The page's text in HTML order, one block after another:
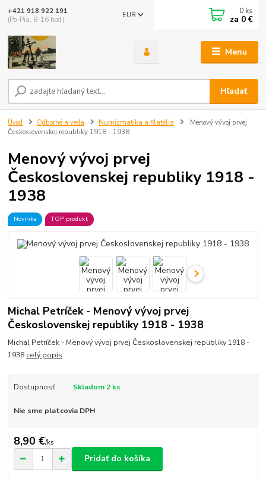
Menu
EUR
Hľadať
+421 918 922 191
(Po-Pia, 8-16 hod.)
0 ks
za 0 €
Úvod Odborné a veda Numizmatika a filatélia
Menový vývoj prvej
Československej republiky 1918 - 1938
Menový vývoj prvej
Československej republiky 1918 -
1938
Novinka TOP produkt
Michal Petríček - Menový vývoj prvej
Československej republiky 1918 - 1938
Michal Petríček - Menový vývoj prvej Československej republiky 1918 -
1938 celý popis
Dostupnosť Skladom 2 ks
Nie sme platcovia DPH
8,90 €/ks
Pridať do košíka